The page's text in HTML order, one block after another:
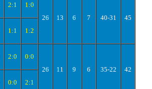
2:1
1:0
26
13 6 7 40-31
45
1:1 1:2
2:0
0:0
26
11 9 6 35-22
42
0:0 2:1